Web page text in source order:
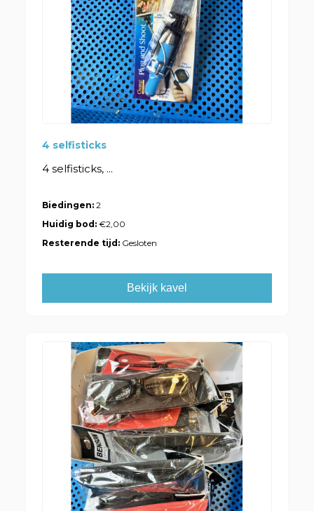
4 selfisticks
4 selfisticks, ...
Biedingen: 2
Huidig bod:€2,00
Resterende tijd: Gesloten
Bekijk kavel